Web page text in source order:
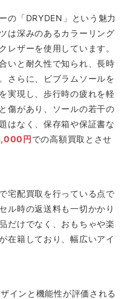
の「DRYDEN」という魅力
は深みのあるカラーリング
レザーを使用しています。
いと耐久性で知られ、長時
さらに、ビブラムソールを
実現し、歩行時の疲れを軽
傷があり、ソールの若干の
はなく、保存箱や保証書な
円での高額買取とさせ
宅配買取を行っている点で
ル時の返送料も一切かかり
だけでなく、おもちゃや楽
在籍しており、幅広いアイ
インと機能性が評価される